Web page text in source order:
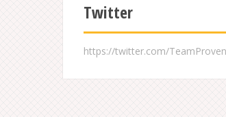
Twitter
https://twitter.com/